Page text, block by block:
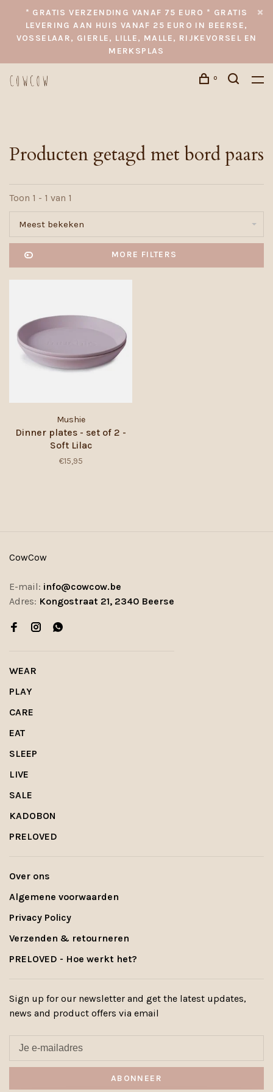
* GRATIS VERZENDING VANAF 75 EURO * GRATIS
LEVERING AAN HUIS VANAF 25 EURO IN BEERSE,
VOSSELAAR, GIERLE, LILLE, MALLE, RIJKEVORSEL EN
MERKSPLAS
0
Producten getagd met bord paars
Toon 1 - 1 van 1
Meest bekeken
MORE FILTERS
Mushie
Dinner plates - set of 2 -
Soft Lilac
€15,95
CowCow
E-mail: info@cowcow.be
Adres: Kongostraat 21, 2340 Beerse
WEAR
PLAY
CARE
EAT
SLEEP
LIVE
SALE
KADOBON
PRELOVED
Over ons
Algemene voorwaarden
Privacy Policy
Verzenden & retourneren
PRELOVED - Hoe werkt het?
Sign up for our newsletter and get the latest updates,
news and product offers via email
ABONNEER